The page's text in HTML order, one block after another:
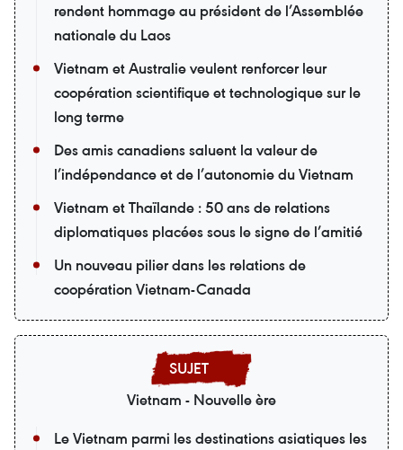
rendent hommage au président de l’Assemblée
nationale du Laos
Vietnam et Australie veulent renforcer leur
coopération scientifique et technologique sur le
long terme
Des amis canadiens saluent la valeur de
l’indépendance et de l’autonomie du Vietnam
Vietnam et Thaïlande : 50 ans de relations
diplomatiques placées sous le signe de l’amitié
Un nouveau pilier dans les relations de
coopération Vietnam-Canada
Vietnam - Nouvelle ère
Le Vietnam parmi les destinations asiatiques les